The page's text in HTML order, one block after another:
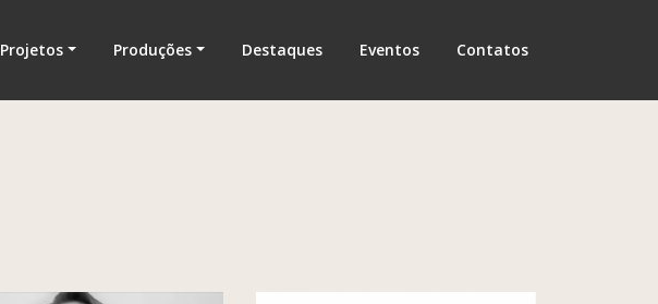
Projetos Produções Destaques Eventos Contatos